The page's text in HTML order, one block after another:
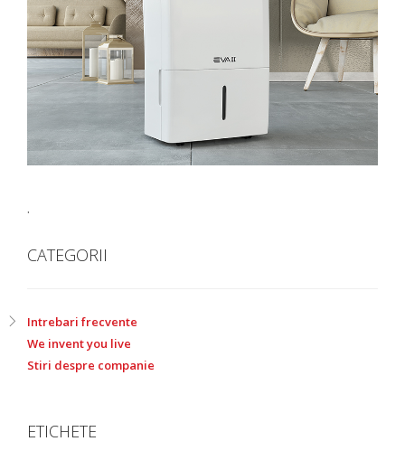
.
CATEGORII
Intrebari frecvente
We invent you live
Stiri despre companie
ETICHETE